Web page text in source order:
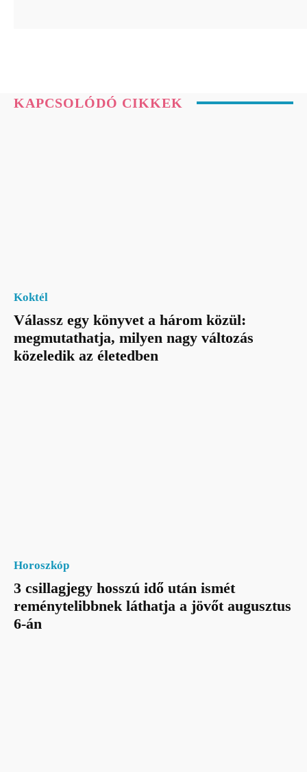
KAPCSOLÓDÓ CIKKEK
Koktél
Válassz egy könyvet a három közül:
megmutathatja, milyen nagy változás
közeledik az életedben
Horoszkóp
3 csillagjegy hosszú idő után ismét
reménytelibbnek láthatja a jövőt augusztus
6-án